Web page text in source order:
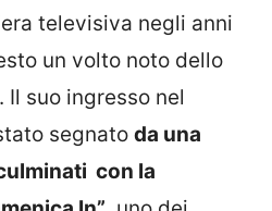
televisiva negli anni
un volto noto dello
suo ingresso nel
segnato da una
con la